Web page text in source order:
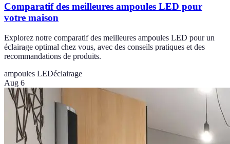
Comparatif des meilleures ampoules LED pour
votre maison
Explorez notre comparatif des meilleures ampoules LED pour un
éclairage optimal chez vous, avec des conseils pratiques et des
recommandations de produits.
ampoules LEDéclairage
Aug 6